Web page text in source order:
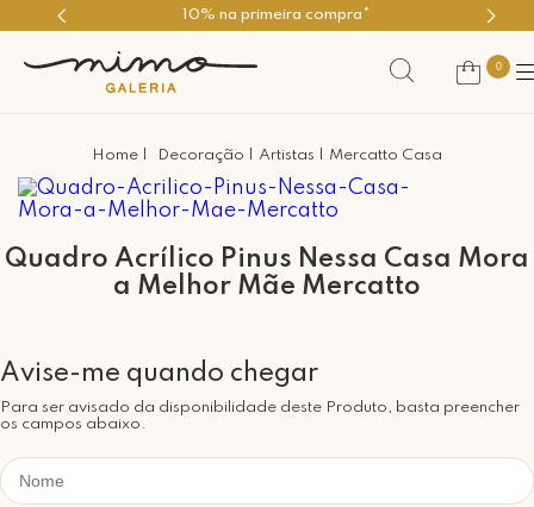
10% na primeira compra*
0
Decoração Artistas Mercatto Casa
Quadro Acrílico Pinus Nessa Casa Mora
a Melhor Mãe Mercatto
Para ser avisado da disponibilidade deste Produto, basta preencher
os campos abaixo.